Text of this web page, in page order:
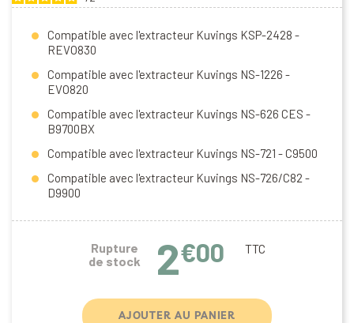
Compatible avec l'extracteur Kuvings KSP-2428 -
REVO830
Compatible avec l'extracteur Kuvings NS-1226 -
EVO820
Compatible avec l'extracteur Kuvings NS-626 CES -
B9700BX
Compatible avec l'extracteur Kuvings NS-721 - C9500
Compatible avec l'extracteur Kuvings NS-726/C82 -
D9900
Rupture
de stock
2€00 TTC
AJOUTER AU PANIER